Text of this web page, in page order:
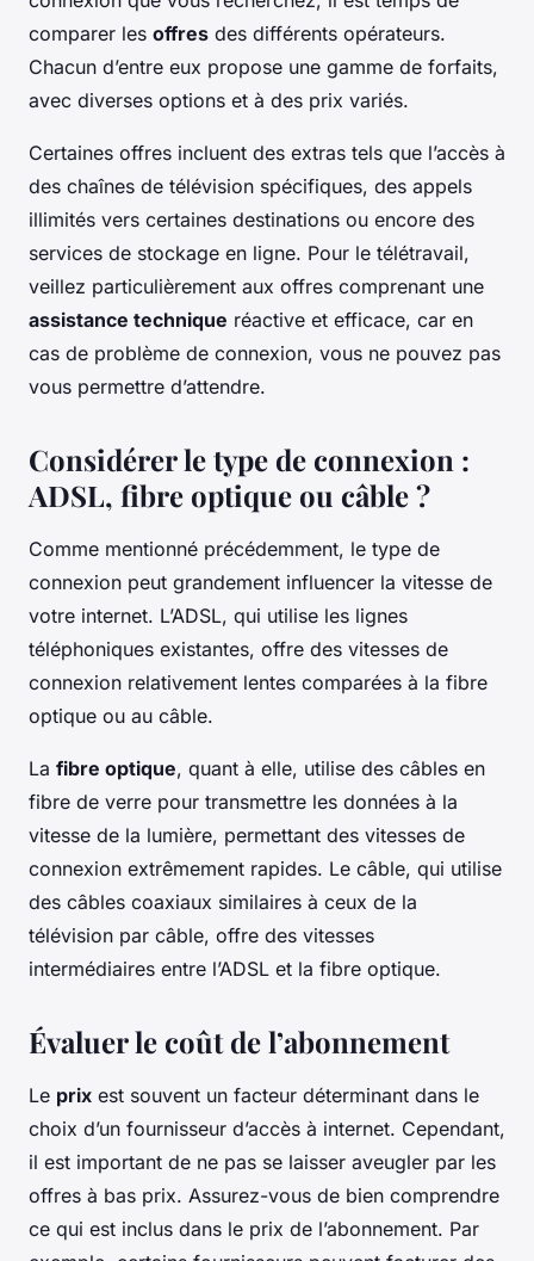
comparer les offres des différents opérateurs.
Chacun d’entre eux propose une gamme de forfaits,
avec diverses options et à des prix variés.
Certaines offres incluent des extras tels que l’accès à
des chaînes de télévision spécifiques, des appels
illimités vers certaines destinations ou encore des
services de stockage en ligne. Pour le télétravail,
veillez particulièrement aux offres comprenant une
assistance technique réactive et efficace, car en
cas de problème de connexion, vous ne pouvez pas
vous permettre d’attendre.
Considérer le type de connexion :
ADSL, fibre optique ou câble ?
Comme mentionné précédemment, le type de
connexion peut grandement influencer la vitesse de
votre internet. L’ADSL, qui utilise les lignes
téléphoniques existantes, offre des vitesses de
connexion relativement lentes comparées à la fibre
optique ou au câble.
La fibre optique, quant à elle, utilise des câbles en
fibre de verre pour transmettre les données à la
vitesse de la lumière, permettant des vitesses de
connexion extrêmement rapides. Le câble, qui utilise
des câbles coaxiaux similaires à ceux de la
télévision par câble, offre des vitesses
intermédiaires entre l’ADSL et la fibre optique.
Évaluer le coût de l’abonnement
Le prix est souvent un facteur déterminant dans le
choix d’un fournisseur d’accès à internet. Cependant,
il est important de ne pas se laisser aveugler par les
offres à bas prix. Assurez-vous de bien comprendre
ce qui est inclus dans le prix de l’abonnement. Par